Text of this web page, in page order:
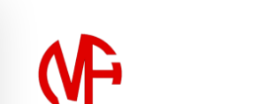
content